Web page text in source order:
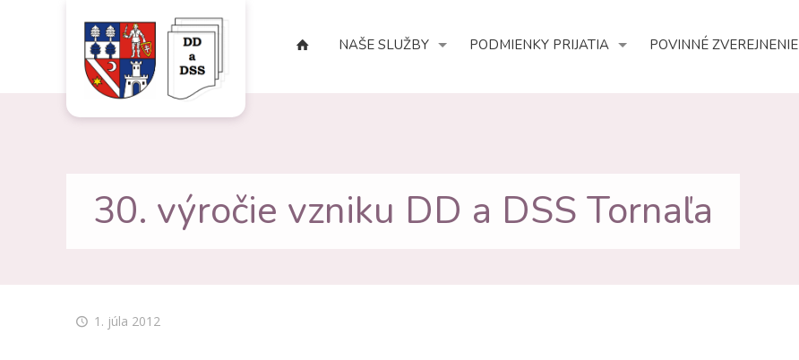
NAŠE SLUŽBY PODMIENKY PRIJATIA POVINNÉ ZVEREJNENIE
30. výročie vzniku DD a DSS Tornaľa
1. júla 2012